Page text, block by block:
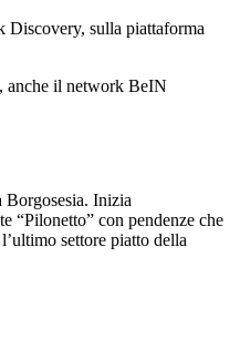
Discovery, sulla piattaforma
anche il network BeIN
Borgosesia. Inizia
“Pilonetto” con pendenze che
settore piatto della